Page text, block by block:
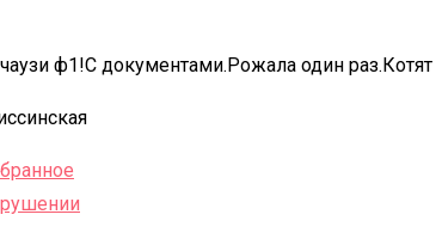
ф1!С документами.Рожала один